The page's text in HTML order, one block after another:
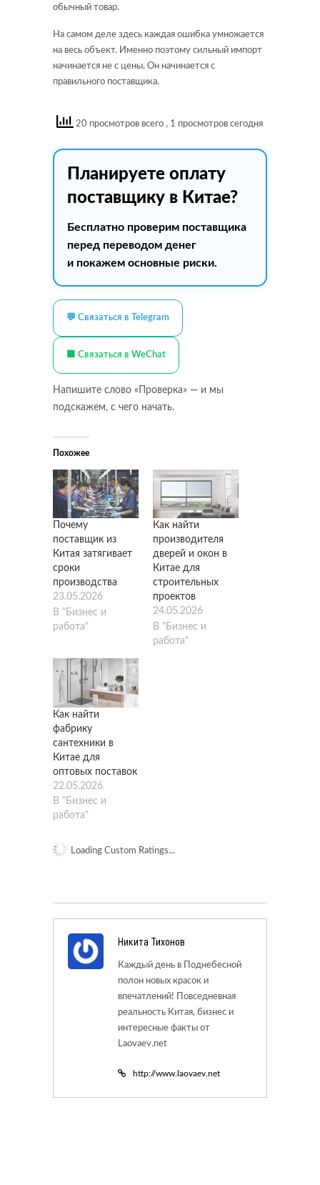
обычный товар.
На самом деле здесь каждая ошибка умножается
на весь объект. Именно поэтому сильный импорт
начинается не с цены. Он начинается с
правильного поставщика.
20 просмотров всего , 1 просмотров сегодня
Планируете оплату
поставщику в Китае?
Бесплатно проверим поставщика
перед переводом денег
и покажем основные риски.
💬 Связаться в Telegram
🟩 Связаться в WeChat
Напишите слово «Проверка» — и мы
подскажем, с чего начать.
Похожее
Почему
поставщик из
Китая затягивает
сроки
производства
23.05.2026
В "Бизнес и
работа"
Как найти
производителя
дверей и окон в
Китае для
строительных
проектов
24.05.2026
В "Бизнес и
работа"
Как найти
фабрику
сантехники в
Китае для
оптовых поставок
22.05.2026
В "Бизнес и
работа"
Loading Custom Ratings...
Никита Тихонов
Каждый день в Поднебесной
полон новых красок и
впечатлений! Повседневная
реальность Китая, бизнес и
интересные факты от
Laovaev.net
http://www.laovaev.net